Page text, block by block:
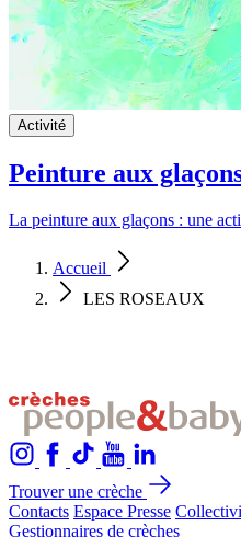
Activité
Peinture aux
La peinture aux glaçons : une
Accueil
LES ROSEAUX
Trouver une crèche
Contacts Espace Presse
Gestionnaires de crèches